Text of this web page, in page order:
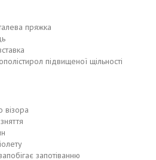
пряжка
підвищеної щільності
візора
запотіванню